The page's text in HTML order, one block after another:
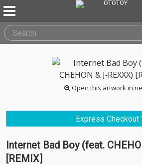
Open this artwork in
Express Checkout
Internet Bad Boy (feat.
[REMIX]